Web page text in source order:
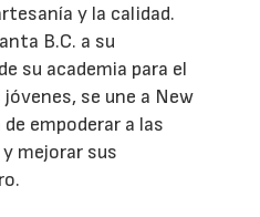
y la calidad.
B.C. a su
su academia para el
se une a New
empoderar a las
mejorar sus